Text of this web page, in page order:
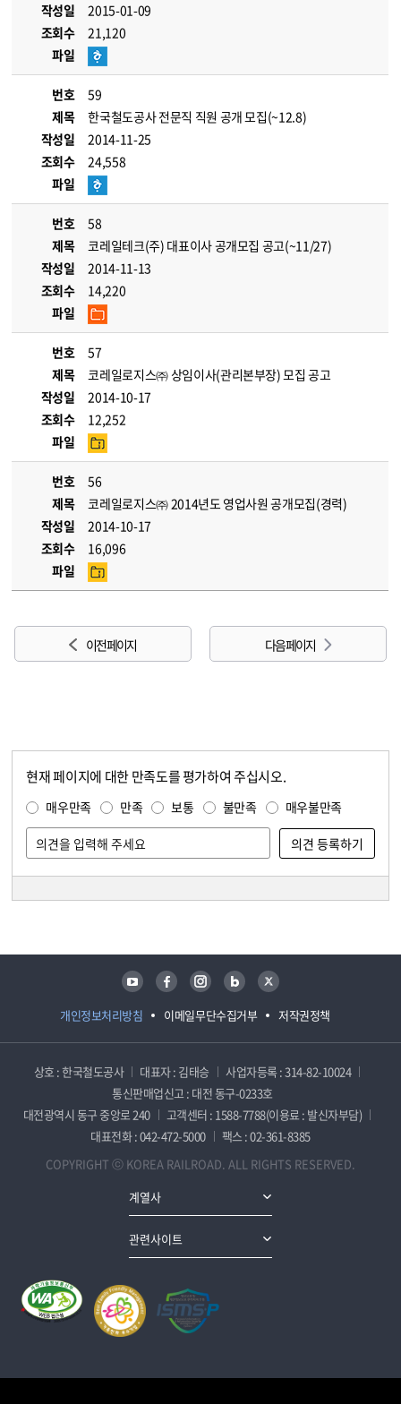
작성일
2015-01-09
조회수
21,120
파일
번호
59
제목
한국철도공사 전문직 직원 공개 모집(~12.8)
작성일
2014-11-25
조회수
24,558
파일
번호
58
제목
코레일테크(주) 대표이사 공개모집 공고(~11/27)
작성일
2014-11-13
조회수
14,220
파일
번호
57
제목
코레일로지스㈜ 상임이사(관리본부장) 모집 공고
작성일
2014-10-17
조회수
12,252
파일
번호
56
제목
코레일로지스㈜ 2014년도 영업사원 공개모집(경력)
작성일
2014-10-17
조회수
16,096
파일
이전 페이지 다음 페이지
현재 페이지에 대한 만족도를 평가하여 주십시오.
매우만족 만족 보통 불만족 매우불만족
개인정보처리방침 이메일무단수집거부 저작권정책
유튜브 페이스북 인스타그램 블로그 트위터
상호 : 한국철도공사 대표자 : 김태승
사업자등록 : 314-82-10024
통신판매업신고 : 대전 동구-0233호
대전광역시 동구 중앙로 240
고객센터 : 1588-7788(이용료 : 발신자부담)
대표전화 : 042-472-5000
팩스 : 02-361-8385
COPYRIGHT ⓒ KOREA RAILROAD. ALL RIGHTS RESERVED.
계열사
관련사이트